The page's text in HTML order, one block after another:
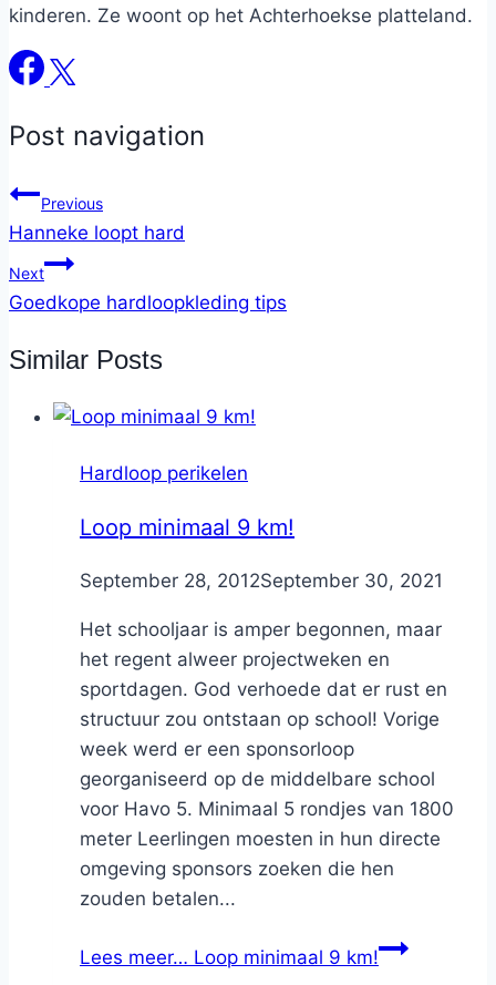
kinderen. Ze woont op het Achterhoekse platteland.
Post navigation
Previous
Hanneke loopt hard
Next
Goedkope hardloopkleding tips
Similar Posts
Hardloop perikelen
Loop minimaal 9 km!
ByNicole
September 28, 2012September 30, 2021
Het schooljaar is amper begonnen, maar
het regent alweer projectweken en
sportdagen. God verhoede dat er rust en
structuur zou ontstaan op school! Vorige
week werd er een sponsorloop
georganiseerd op de middelbare school
voor Havo 5. Minimaal 5 rondjes van 1800
meter Leerlingen moesten in hun directe
omgeving sponsors zoeken die hen
zouden betalen...
Lees meer… Loop minimaal 9 km!